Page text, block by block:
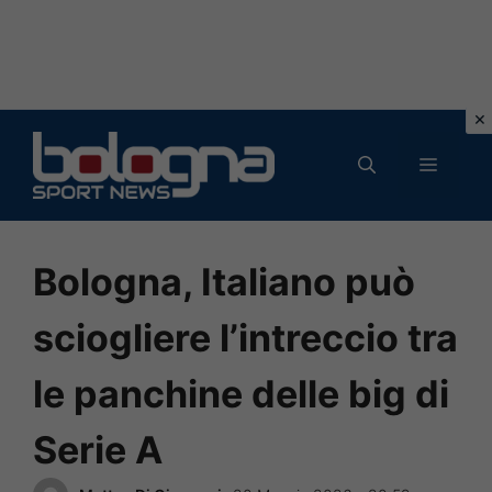
contenuto
MENU
Bologna, Italiano può
sciogliere l’intreccio tra
le panchine delle big di
Serie A